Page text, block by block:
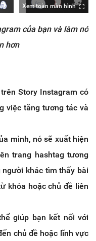
Xem toàn màn hình
của bạn và làm nó
hơn
Story Instagram có
việc tăng tương tác và
mình, nó sẽ xuất hiện
trang hashtag tương
khác tìm thấy bài
khóa hoặc chủ đề liên
giúp bạn kết nối với
chủ đề hoặc lĩnh vực